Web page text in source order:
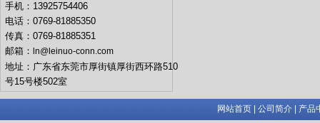
手机：13925754406
电话：0769-81885350
传真：0769-81885351
邮箱： ln@leinuo-conn.com
地址：广东省东莞市厚街镇厚街西环路510
号15号楼502室
网站首页| 公司简介| 产品